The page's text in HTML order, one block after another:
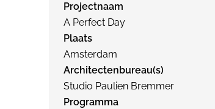
Projectnaam
A Perfect Day
Plaats
Amsterdam
Architectenbureau(s)
Studio Paulien Bremmer
Programma